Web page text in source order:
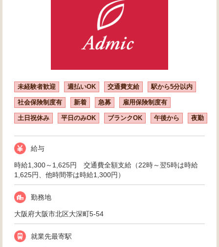
未経験者歓迎 週払いOK 交通費支給 駅から5分以内
社会保険制度有 新着 急募 雇用保険制度有
土日祝休み 平日のみOK ブランクOK 午後から 夜勤
給与
時給1,300～1,625円 交通費全額支給（22時～翌5時は時給
1,625円、他時間帯は時給1,300円）
勤務地
大阪府大阪市北区大深町5-54
就業先最寄駅